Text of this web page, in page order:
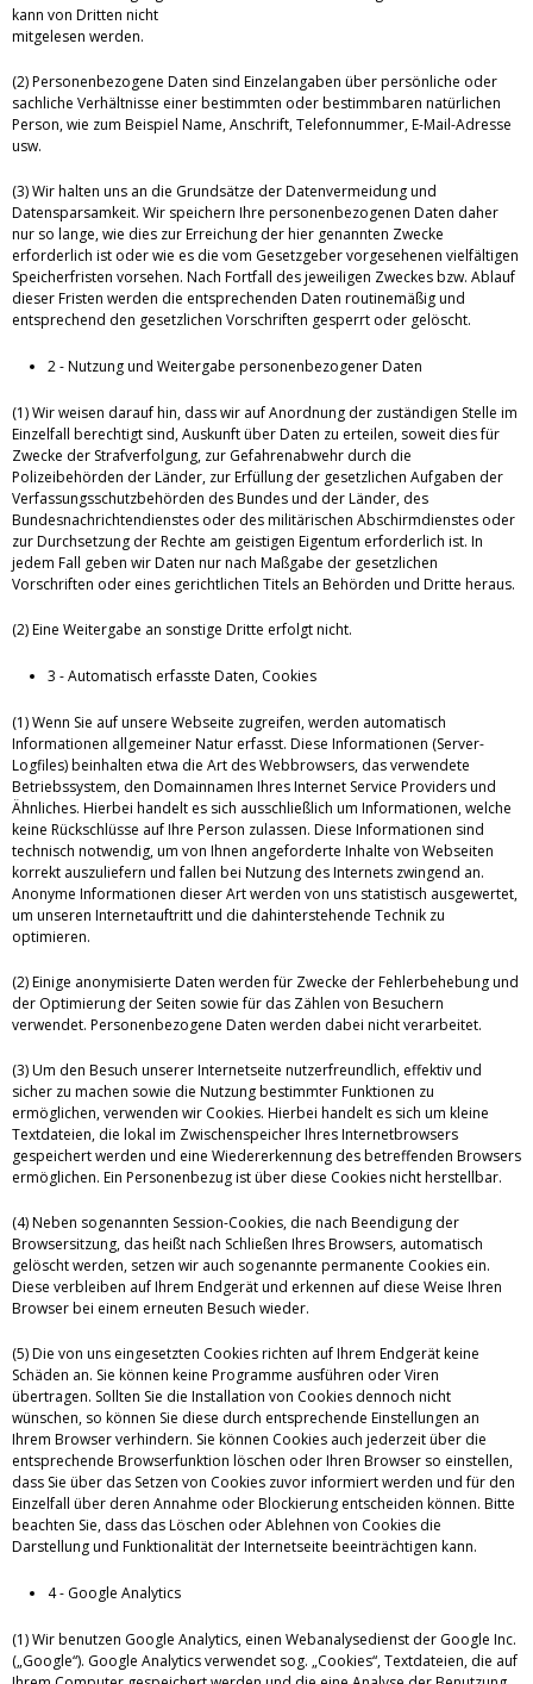
kann von Dritten nicht
mitgelesen werden.
(2) Personenbezogene Daten sind Einzelangaben über persönliche oder
sachliche Verhältnisse einer bestimmten oder bestimmbaren natürlichen
Person, wie zum Beispiel Name, Anschrift, Telefonnummer, E-Mail-Adresse
usw.
(3) Wir halten uns an die Grundsätze der Datenvermeidung und
Datensparsamkeit. Wir speichern Ihre personenbezogenen Daten daher
nur so lange, wie dies zur Erreichung der hier genannten Zwecke
erforderlich ist oder wie es die vom Gesetzgeber vorgesehenen vielfältigen
Speicherfristen vorsehen. Nach Fortfall des jeweiligen Zweckes bzw. Ablauf
dieser Fristen werden die entsprechenden Daten routinemäßig und
entsprechend den gesetzlichen Vorschriften gesperrt oder gelöscht.
2 - Nutzung und Weitergabe personenbezogener Daten
(1) Wir weisen darauf hin, dass wir auf Anordnung der zuständigen Stelle im
Einzelfall berechtigt sind, Auskunft über Daten zu erteilen, soweit dies für
Zwecke der Strafverfolgung, zur Gefahrenabwehr durch die
Polizeibehörden der Länder, zur Erfüllung der gesetzlichen Aufgaben der
Verfassungsschutzbehörden des Bundes und der Länder, des
Bundesnachrichtendienstes oder des militärischen Abschirmdienstes oder
zur Durchsetzung der Rechte am geistigen Eigentum erforderlich ist. In
jedem Fall geben wir Daten nur nach Maßgabe der gesetzlichen
Vorschriften oder eines gerichtlichen Titels an Behörden und Dritte heraus.
(2) Eine Weitergabe an sonstige Dritte erfolgt nicht.
3 - Automatisch erfasste Daten, Cookies
(1) Wenn Sie auf unsere Webseite zugreifen, werden automatisch
Informationen allgemeiner Natur erfasst. Diese Informationen (Server-
Logfiles) beinhalten etwa die Art des Webbrowsers, das verwendete
Betriebssystem, den Domainnamen Ihres Internet Service Providers und
Ähnliches. Hierbei handelt es sich ausschließlich um Informationen, welche
keine Rückschlüsse auf Ihre Person zulassen. Diese Informationen sind
technisch notwendig, um von Ihnen angeforderte Inhalte von Webseiten
korrekt auszuliefern und fallen bei Nutzung des Internets zwingend an.
Anonyme Informationen dieser Art werden von uns statistisch ausgewertet,
um unseren Internetauftritt und die dahinterstehende Technik zu
optimieren.
(2) Einige anonymisierte Daten werden für Zwecke der Fehlerbehebung und
der Optimierung der Seiten sowie für das Zählen von Besuchern
verwendet. Personenbezogene Daten werden dabei nicht verarbeitet.
(3) Um den Besuch unserer Internetseite nutzerfreundlich, effektiv und
sicher zu machen sowie die Nutzung bestimmter Funktionen zu
ermöglichen, verwenden wir Cookies. Hierbei handelt es sich um kleine
Textdateien, die lokal im Zwischenspeicher Ihres Internetbrowsers
gespeichert werden und eine Wiedererkennung des betreffenden Browsers
ermöglichen. Ein Personenbezug ist über diese Cookies nicht herstellbar.
(4) Neben sogenannten Session-Cookies, die nach Beendigung der
Browsersitzung, das heißt nach Schließen Ihres Browsers, automatisch
gelöscht werden, setzen wir auch sogenannte permanente Cookies ein.
Diese verbleiben auf Ihrem Endgerät und erkennen auf diese Weise Ihren
Browser bei einem erneuten Besuch wieder.
(5) Die von uns eingesetzten Cookies richten auf Ihrem Endgerät keine
Schäden an. Sie können keine Programme ausführen oder Viren
übertragen. Sollten Sie die Installation von Cookies dennoch nicht
wünschen, so können Sie diese durch entsprechende Einstellungen an
Ihrem Browser verhindern. Sie können Cookies auch jederzeit über die
entsprechende Browserfunktion löschen oder Ihren Browser so einstellen,
dass Sie über das Setzen von Cookies zuvor informiert werden und für den
Einzelfall über deren Annahme oder Blockierung entscheiden können. Bitte
beachten Sie, dass das Löschen oder Ablehnen von Cookies die
Darstellung und Funktionalität der Internetseite beeinträchtigen kann.
4 - Google Analytics
(1) Wir benutzen Google Analytics, einen Webanalysedienst der Google Inc.
(„Google“). Google Analytics verwendet sog. „Cookies“, Textdateien, die auf